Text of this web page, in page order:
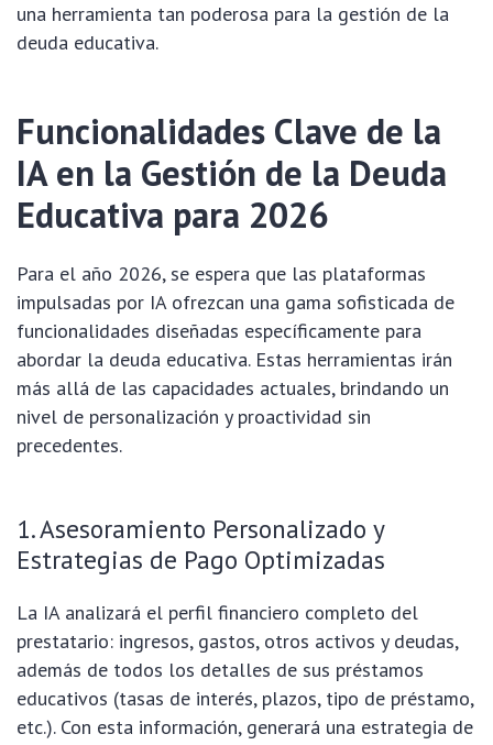
una herramienta tan poderosa para la gestión de la
deuda educativa.
Funcionalidades Clave de la
IA en la Gestión de la Deuda
Educativa para 2026
Para el año 2026, se espera que las plataformas
impulsadas por IA ofrezcan una gama sofisticada de
funcionalidades diseñadas específicamente para
abordar la deuda educativa. Estas herramientas irán
más allá de las capacidades actuales, brindando un
nivel de personalización y proactividad sin
precedentes.
1. Asesoramiento Personalizado y
Estrategias de Pago Optimizadas
La IA analizará el perfil financiero completo del
prestatario: ingresos, gastos, otros activos y deudas,
además de todos los detalles de sus préstamos
educativos (tasas de interés, plazos, tipo de préstamo,
etc.). Con esta información, generará una estrategia de